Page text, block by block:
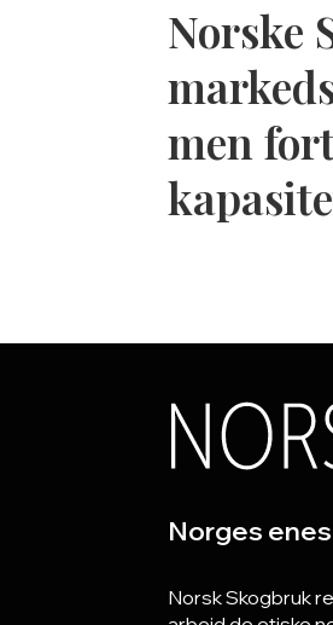
Norske
men
Norges
Norsk Skogbruk